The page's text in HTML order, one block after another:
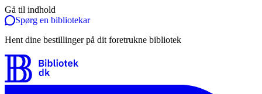
Gå til indhold
Spørg en bibliotekar
Hent dine bestillinger på dit foretrukne bibliotek